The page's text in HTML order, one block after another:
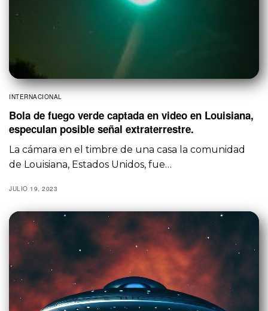
INTERNACIONAL
Bola de fuego verde captada en video en Louisiana,
especulan posible señal extraterrestre.
La cámara en el timbre de una casa la comunidad
de Louisiana, Estados Unidos, fue…
JULIO 19, 2023